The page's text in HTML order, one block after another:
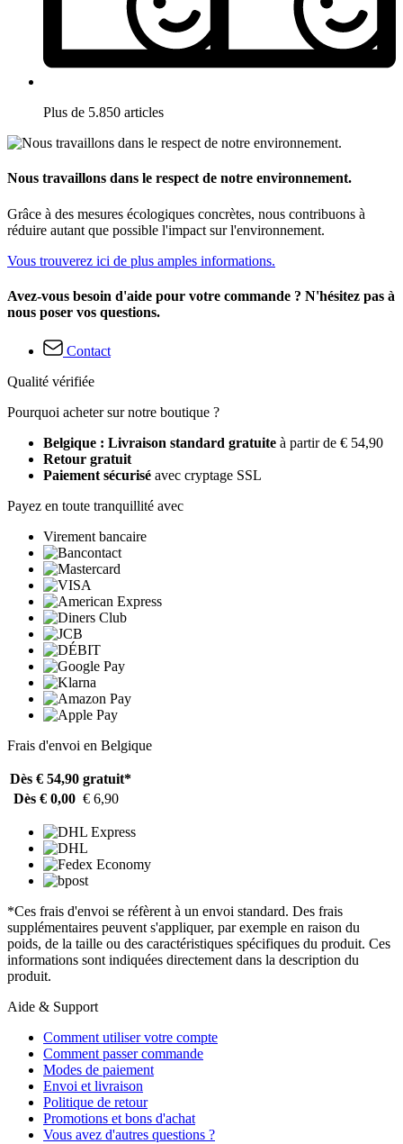
Plus de 5.850 articles
Nous travaillons dans le respect de notre environnement.
Grâce à des mesures écologiques concrètes, nous contribuons à
réduire autant que possible l'impact sur l'environnement.
Vous trouverez ici de plus amples informations.
Avez-vous besoin d'aide pour votre commande ? N'hésitez pas à
nous poser vos questions.
Contact
Qualité vérifiée
Pourquoi acheter sur notre boutique ?
Belgique : Livraison standard gratuite à partir de € 54,90
Retour gratuit
Paiement sécurisé avec cryptage SSL
Payez en toute tranquillité avec
Virement bancaire
Frais d'envoi en Belgique
Dès € 54,90 gratuit*
Dès € 0,00 € 6,90
*Ces frais d'envoi se réfèrent à un envoi standard. Des frais
supplémentaires peuvent s'appliquer, par exemple en raison du
poids, de la taille ou des caractéristiques spécifiques du produit. Ces
informations sont indiquées directement dans la description du
produit.
Aide & Support
Comment utiliser votre compte
Comment passer commande
Modes de paiement
Envoi et livraison
Politique de retour
Promotions et bons d'achat
Vous avez d'autres questions ?